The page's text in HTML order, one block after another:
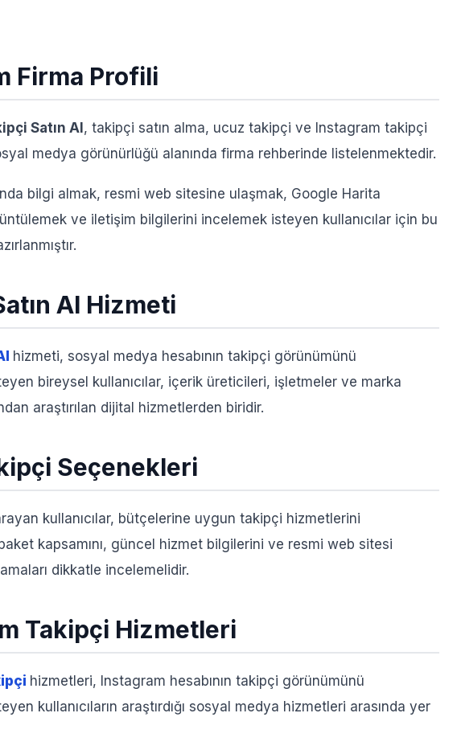
Firma Profili
Satın Al , takipçi satın alma, ucuz takipçi ve Instagram takipçi
medya görünürlüğü alanında firma rehberinde listelenmektedir.
bilgi almak, resmi web sitesine ulaşmak, Google Harita
ve iletişim bilgilerini incelemek isteyen kullanıcılar için bu
Al Hizmeti
hizmeti, sosyal medya hesabının takipçi görünümünü
bireysel kullanıcılar, içerik üreticileri, işletmeler ve marka
araştırılan dijital hizmetlerden biridir.
Seçenekleri
kullanıcılar, bütçelerine uygun takipçi hizmetlerini
paket kapsamını, güncel hizmet bilgilerini ve resmi web sitesi
dikkatle incelemelidir.
Takipçi Hizmetleri
hizmetleri, Instagram hesabının takipçi görünümünü
kullanıcıların araştırdığı sosyal medya hizmetleri arasında yer